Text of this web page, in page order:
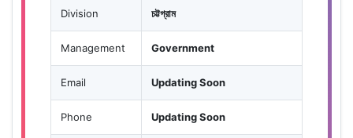
Division চট্টগ্রাম
Management Government
Email Updating Soon
Phone Updating Soon